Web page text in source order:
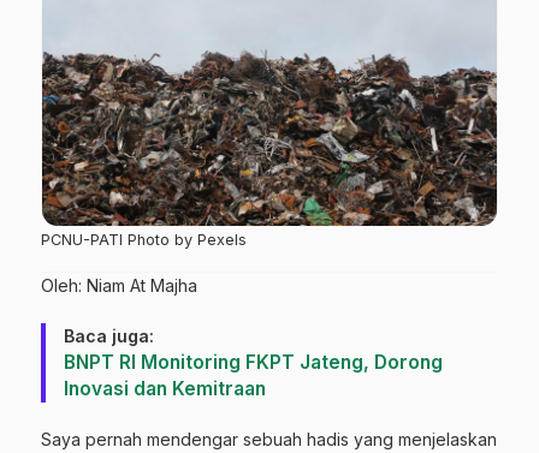
PCNU-PATI Photo by Pexels
Oleh: Niam At Majha
Baca juga:
BNPT RI Monitoring FKPT Jateng, Dorong
Inovasi dan Kemitraan
Saya pernah mendengar sebuah hadis yang menjelaskan